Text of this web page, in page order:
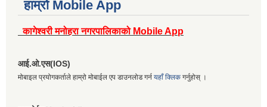
हाम्रो Mobile App
कागेश्वरी मनोहरा नगरपालिकाको Mobile App
आई.ओ.एस(IOS)
मोबाइल प्रयोगकर्ताले हाम्रो मोबाईल एप डाउनलोड गर्न यहाँ क्लिक गर्नुहोस् ।